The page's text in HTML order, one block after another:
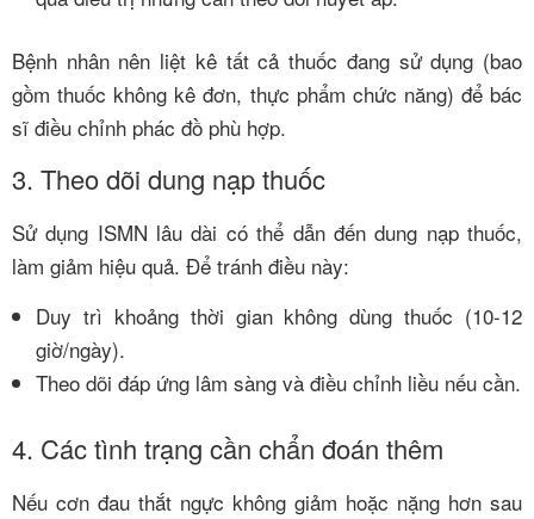
Bệnh nhân nên liệt kê tất cả thuốc đang sử dụng (bao
gồm thuốc không kê đơn, thực phẩm chức năng) để bác
sĩ điều chỉnh phác đồ phù hợp.
3. Theo dõi dung nạp thuốc
Sử dụng ISMN lâu dài có thể dẫn đến dung nạp thuốc,
làm giảm hiệu quả. Để tránh điều này:
Duy trì khoảng thời gian không dùng thuốc (10-12
giờ/ngày).
Theo dõi đáp ứng lâm sàng và điều chỉnh liều nếu cần.
4. Các tình trạng cần chẩn đoán thêm
Nếu cơn đau thắt ngực không giảm hoặc nặng hơn sau